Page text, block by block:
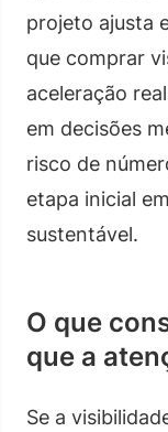
projeto ajusta
que comprar
aceleração
em decisões
risco de
etapa inicial
sustentável.
O que
que a
Se a